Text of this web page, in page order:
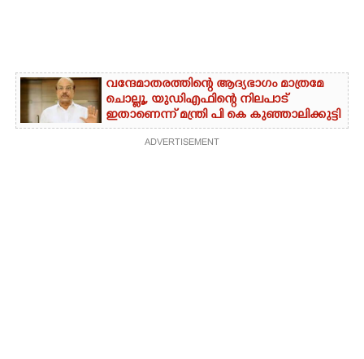
വന്ദേമാതരത്തിന്റെ ആദ്യഭാഗം മാത്രമേ
ചൊല്ലൂ,​ യുഡിഎഫിന്റെ നിലപാട്
ഇതാണെന്ന് മന്ത്രി പി കെ കുഞ്ഞാലിക്കുട്ടി
ADVERTISEMENT